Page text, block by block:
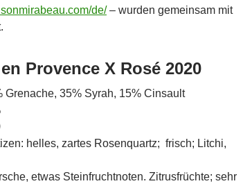
de/– wurden gemeinsam mit
Provence X Rosé 2020
Grenache, 35% Syrah, 15% Cinsault
helles, zartes Rosenquartz; frisch; Litchi,
etwas Steinfruchtnoten. Zitrusfrüchte; sehr